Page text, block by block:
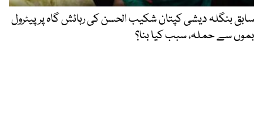
سابق بنگلہ دیشی کپتان شکیب الحسن کی رہائش گاہ پر پیٹرول
بموں سے حملہ، سبب کیا بنا؟